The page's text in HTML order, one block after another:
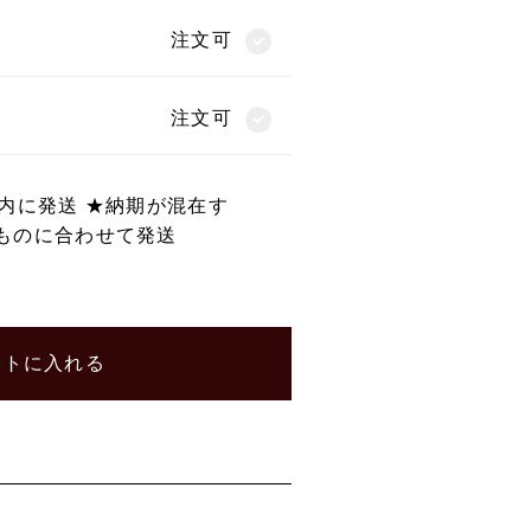
注文可
注文可
に発送 ★納期が混在す
のに合わせて発送
に入れる